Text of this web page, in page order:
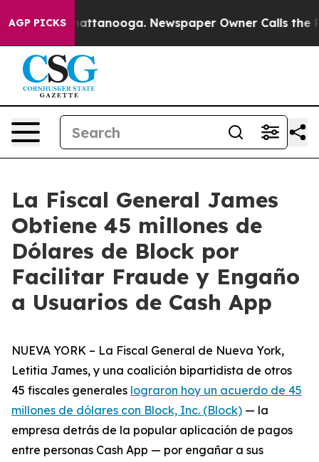
AGP PICKS
in Chattanooga. Newspaper Owner Calls the
La Fiscal General James
Obtiene 45 millones de
Dólares de Block por
Facilitar Fraude y Engaño
a Usuarios de Cash App
NUEVA YORK – La Fiscal General de Nueva York,
Letitia James, y una coalición bipartidista de otros
45 fiscales generales lograron hoy un acuerdo de 45
millones de dólares con Block, Inc. (Block) — la
empresa detrás de la popular aplicación de pagos
entre personas Cash App — por engañar a sus